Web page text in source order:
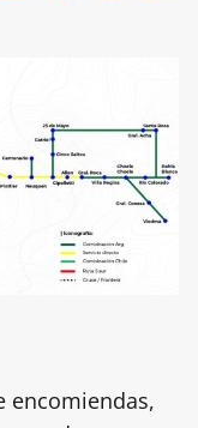
encomiendas,